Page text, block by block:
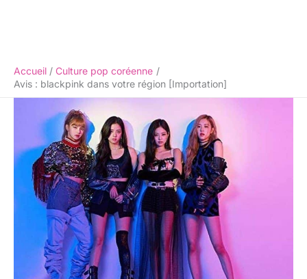
Accueil
Culture pop coréenne
Avis : blackpink dans votre région [Importation]